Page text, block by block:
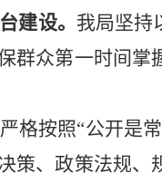
建设。 我局坚持
群众第一时间
严格按照“公开是
策、政策法规